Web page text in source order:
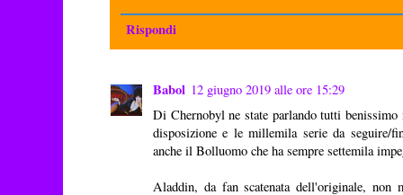
Rispondi
Babol 12 giugno 2019 alle ore 15:29
Di Chernobyl ne state parlando tutti benissimo
disposizione e le millemila serie da seguire/
anche il Bolluomo che ha sempre settemila
Aladdin, da fan scatenata dell'originale, non